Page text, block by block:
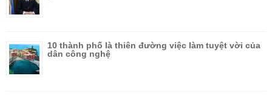
10 thành phố là thiên đường việc làm tuyệt vời của
dân công nghệ